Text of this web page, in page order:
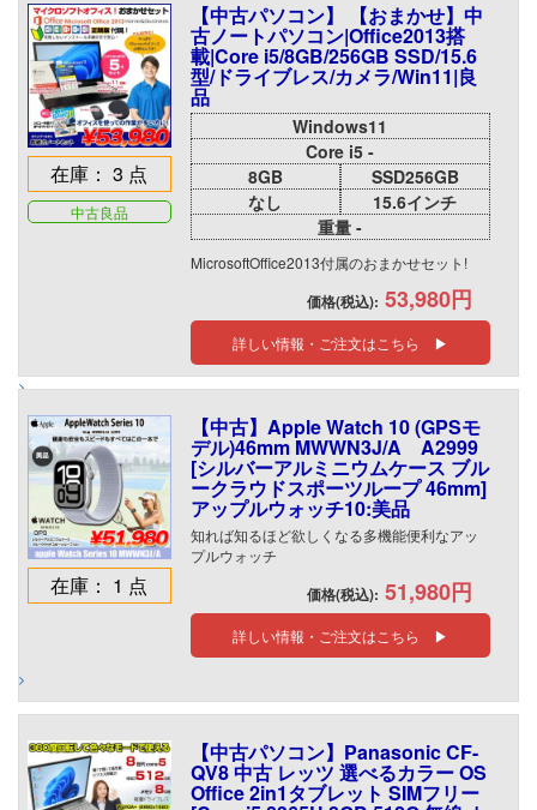
在庫： 3 点
中古良品
【中古パソコン】 【おまかせ】中
古ノートパソコン|Office2013搭
載|Core i5/8GB/256GB SSD/15.6
型/ドライブレス/カメラ/Win11|良
品
Windows11
Core i5 -
8GB
SSD256GB
なし
15.6インチ
重量 -
MicrosoftOffice2013付属のおまかせセット!
価格(税込): 53,980円
詳しい情報・ご注文はこちら ▶
在庫： 1 点
【中古】Apple Watch 10 (GPSモ
デル)46mm MWWN3J/A A2999
[シルバーアルミニウムケース ブル
ークラウドスポーツループ 46mm]
アップルウォッチ10:美品
知れば知るほど欲しくなる多機能便利なアッ
プルウォッチ
価格(税込): 51,980円
詳しい情報・ご注文はこちら ▶
【中古パソコン】Panasonic CF-
QV8 中古 レッツ 選べるカラー OS
Office 2in1タブレット SIMフリー